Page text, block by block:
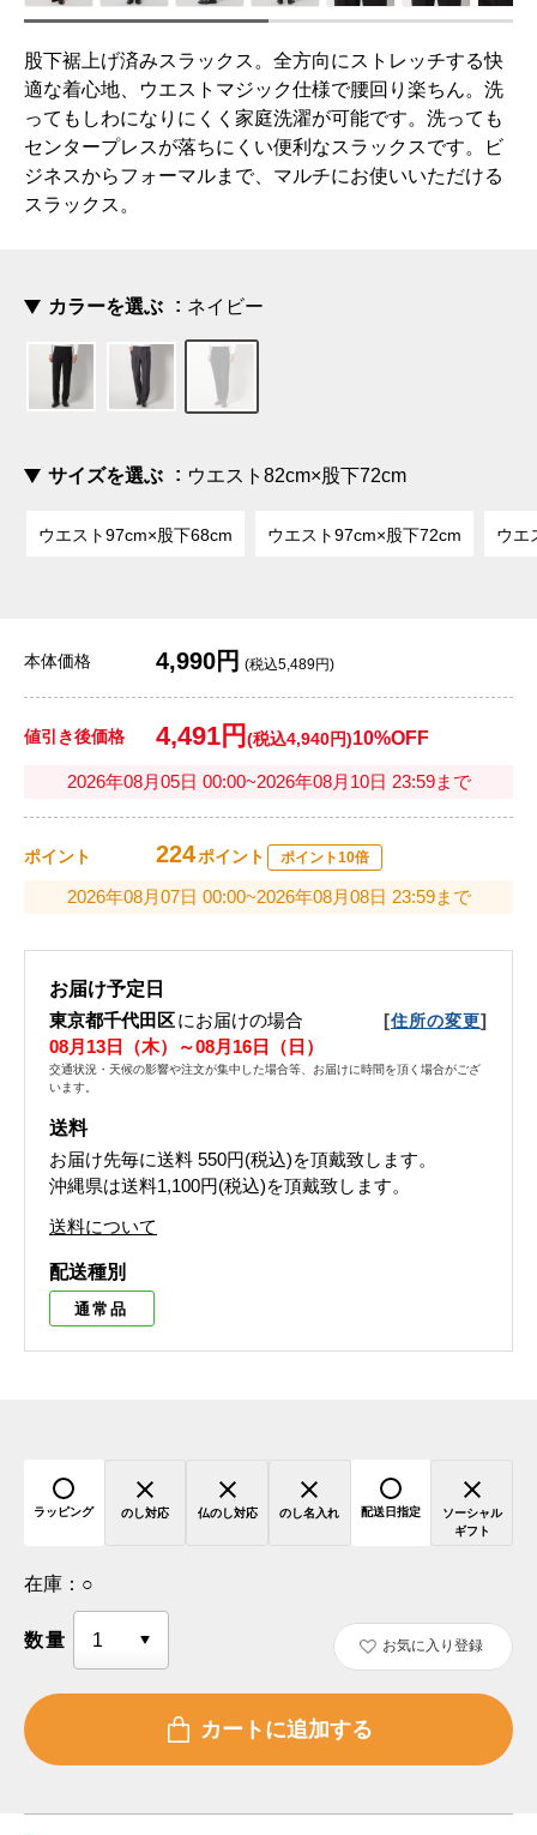
股下裾上げ済みスラックス。全方向にストレッチする快
適な着心地、ウエストマジック仕様で腰回り楽ちん。洗
ってもしわになりにくく家庭洗濯が可能です。洗っても
センタープレスが落ちにくい便利なスラックスです。ビ
ジネスからフォーマルまで、マルチにお使いいただける
スラックス。
カラーを選ぶ ネイビー
サイズを選ぶ ウエスト82cm×股下72cm
ウエスト97cm×股下68cm ウエスト97cm×股下72cm ウエ
本体価格 4,990円 (税込5,489円)
値引き後価格 4,491円 (税込4,940円)10%OFF
2026年08月05日 00:00~2026年08月10日 23:59まで
ポイント 224ポイント ポイント10倍
2026年08月07日 00:00~2026年08月08日 23:59まで
お届け予定日
東京都千代田区にお届けの場合 [住所の変更]
08月13日（木）～08月16日（日）
交通状況・天候の影響や注文が集中した場合等、お届けに時間を頂く場合がござ
います。
送料
お届け先毎に送料 550円(税込)を頂戴致します。
沖縄県は送料1,100円(税込)を頂戴致します。
送料について
配送種別
通常品
ラッピング のし対応 仏のし対応 のし名入れ 配送日指定
ソーシャル
ギフト
在庫： ○
数量 お気に入り登録